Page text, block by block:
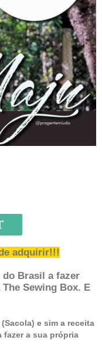
adquirir!!!
Brasil a fazer
Sewing Box. E
e sim a receita
fazer a sua própria